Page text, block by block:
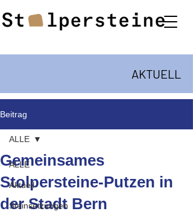
AKTUELL
Beitrag
ALLE
Aktuell
Steinsetzungen
ALLE
Gemeinsames
Stolpersteine-Putzen in
der Stadt Bern